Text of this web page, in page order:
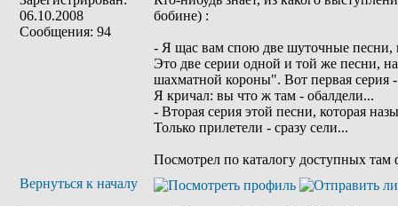
06.10.2008
Сообщения: 94
бобине) :
- Я щас вам спою две шуточные песни,
Это две серии одной и той же песни,
шахматной короны". Вот первая серия
Я кричал: вы что ж там - обалдели...
- Вторая серия этой песни, которая
Только прилетели - сразу сели...
Посмотрел по каталогу доступных
Вернуться к началу